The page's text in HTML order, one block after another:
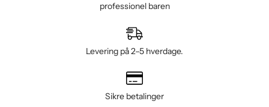
professionel baren
Levering på 2–5 hverdage.
Sikre betalinger